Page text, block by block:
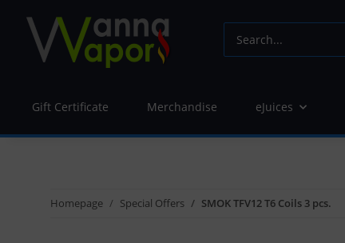
Gift Certificate Merchandise eJuices
Homepage Special Offers SMOK TFV12 T6 Coils 3 pcs.